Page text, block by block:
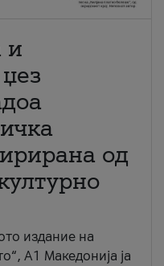
и
од
издание на
А1 Македонија ја